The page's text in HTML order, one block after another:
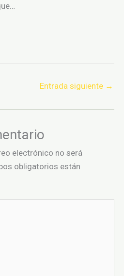
Entrada siguiente →
electrónico no será
obligatorios están